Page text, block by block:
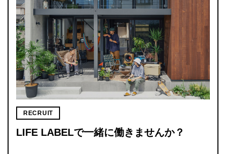
RECRUIT
LIFE LABELで一緒に働きませんか？